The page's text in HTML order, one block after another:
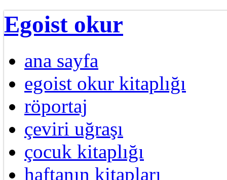
Egoist okur
ana sayfa
egoist okur kitaplığı
röportaj
çeviri uğraşı
çocuk kitaplığı
haftanın kitapları